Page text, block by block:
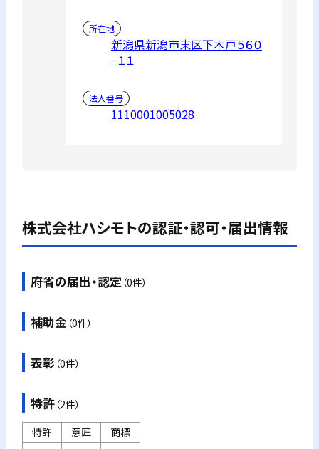
所在地
新潟県新潟市東区下木戸５６０
−１１
法人番号
1110001005028
株式会社ハシモトの認証・認可・届出情報
府省の届出・認定 （0件）
補助金 （0件）
表彰 （0件）
特許（2件）
特許
意匠 商標